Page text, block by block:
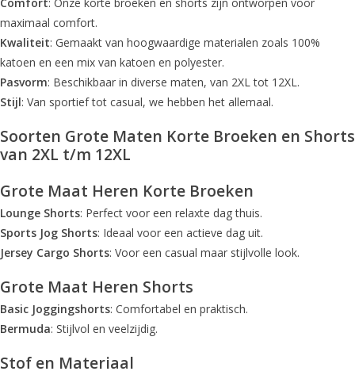
maximaal comfort.
Kwaliteit: Gemaakt van hoogwaardige materialen zoals 100%
katoen en een mix van katoen en polyester.
Pasvorm: Beschikbaar in diverse maten, van 2XL tot 12XL.
Stijl: Van sportief tot casual, we hebben het allemaal.
Soorten Grote Maten Korte Broeken en Shorts
van 2XL t/m 12XL
Grote Maat Heren Korte Broeken
Lounge Shorts: Perfect voor een relaxte dag thuis.
Sports Jog Shorts: Ideaal voor een actieve dag uit.
Jersey Cargo Shorts: Voor een casual maar stijlvolle look.
Grote Maat Heren Shorts
Basic Joggingshorts: Comfortabel en praktisch.
Bermuda: Stijlvol en veelzijdig.
Stof en Materiaal